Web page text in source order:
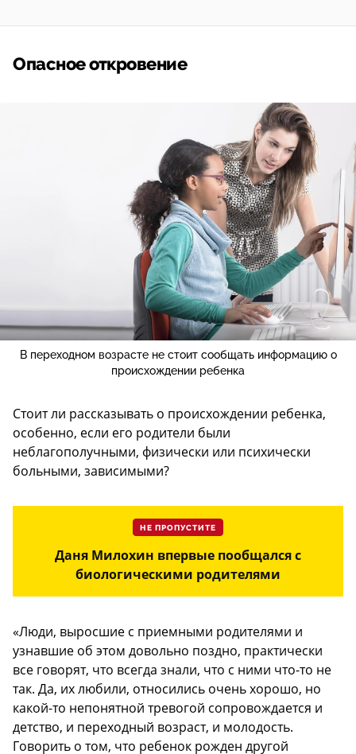
Опасное откровение
В переходном возрасте не стоит сообщать информацию о
происхождении ребенка
Стоит ли рассказывать о происхождении ребенка,
особенно, если его родители были
неблагополучными, физически или психически
больными, зависимыми?
НЕ ПРОПУСТИТЕ
Даня Милохин впервые пообщался с
биологическими родителями
«Люди, выросшие с приемными родителями и
узнавшие об этом довольно поздно, практически
все говорят, что всегда знали, что с ними что-то не
так. Да, их любили, относились очень хорошо, но
какой-то непонятной тревогой сопровождается и
детство, и переходный возраст, и молодость.
Говорить о том, что ребенок рожден другой